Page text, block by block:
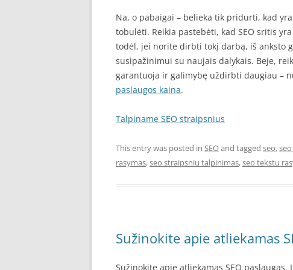
Na, o pabaigai – belieka tik pridurti, kad
tobulėti. Reikia pastebėti, kad SEO sritis
todėl, jei norite dirbti tokį darbą, iš anksto
susipažinimui su naujais dalykais. Beje,
garantuoja ir galimybę uždirbti daugiau –
paslaugos kaina.
Talpiname SEO straipsnius
This entry was posted in SEOand tagged seo,
rasymas,seo straipsniu talpinimas,seo tekstu
Sužinokite apie atliekamas
Sužinokite apie atliekamas SEO